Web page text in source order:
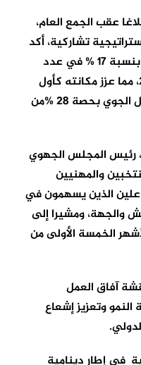
عقب الجمع العام،
تشاركية، أكد
فيه بأن مطار مراكش عرف ارتفاعا بنسبة 17 % في عدد
المسافرين ،من يناير إلى ماي 2025، مما عزز مكانته كأول
مطار بالمملكة من حيث حركة النقل الجوي بحصة 28 %من
رئيس المجلس الجهوي
والمهنيين
الذين يسهمون في
والجهة، ومشيرا إلى
لسنة 2024 وللأشهر الخمسة الأولى من
آفاق العمل
وتعزيز إشعاع